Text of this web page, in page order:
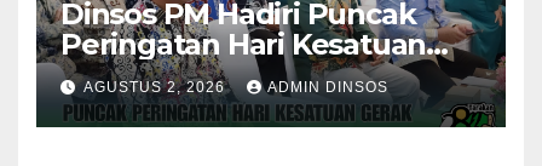
Dinsos PM Hadiri Puncak
Peringatan Hari Kesatuan
Gerak PKK ke-54 Tingkat
Kota Tarakan
AGUSTUS 2, 2026 ADMIN DINSOS